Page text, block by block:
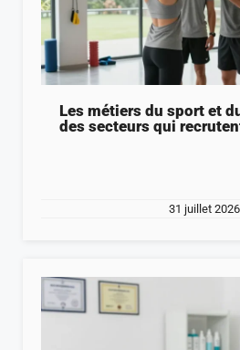
Les métiers du sport et
des secteurs qui
31 juillet 2026